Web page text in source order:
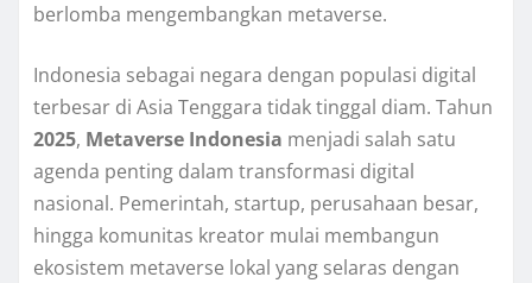
berlomba mengembangkan metaverse.
Indonesia sebagai negara dengan populasi digital
terbesar di Asia Tenggara tidak tinggal diam. Tahun
2025, Metaverse Indonesia menjadi salah satu
agenda penting dalam transformasi digital
nasional. Pemerintah, startup, perusahaan besar,
hingga komunitas kreator mulai membangun
ekosistem metaverse lokal yang selaras dengan